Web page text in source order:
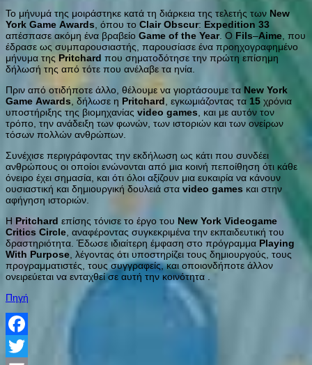
Το μήνυμά της μοιράστηκε κατά τη διάρκεια της τελετής των New
York Game Awards , όπου το Clair Obscur: Expedition 33
απέσπασε ακόμη ένα βραβείο Game of the Year. Ο Fils–Aime , που
έδρασε ως συμπαρουσιαστής, παρουσίασε ένα προηχογραφημένο
μήνυμα τηςPritchard που σηματοδότησε την πρώτη επίσημη
δήλωσή της από τότε που ανέλαβε τα ηνία.
Πριν από οτιδήποτε άλλο, θέλουμε να γιορτάσουμε τα New York
Game Awards , δήλωσε η Pritchard , εγκωμιάζοντας τα 15 χρόνια
υποστήριξης της βιομηχανίας video games , και με αυτόν τον
τρόπο, την ανάδειξη των φωνών, των ιστοριών και των ονείρων
τόσων πολλών ανθρώπων.
Συνέχισε περιγράφοντας την εκδήλωση ως κάτι που συνδέει
ανθρώπους οι οποίοι ενώνονται από μια κοινή πεποίθηση ότι κάθε
όνειρο έχει σημασία, και ότι όλοι αξίζουν μια ευκαιρία να κάνουν
ουσιαστική και δημιουργική δουλειά στα video games και στην
αφήγηση ιστοριών.
Η Pritchard επίσης τόνισε το έργο του New York Videogame
Critics Circle , αναφέροντας συγκεκριμένα την εκπαιδευτική του
δραστηριότητα. Έδωσε ιδιαίτερη έμφαση στο πρόγραμμα Playing
With Purpose , λέγοντας ότι υποστηρίζει τους δημιουργούς, τους
προγραμματιστές, τους συγγραφείς, και οποιονδήποτε άλλον
ονειρεύεται να ενταχθεί σε αυτή την κοινότητα .
Πηγή
Facebook